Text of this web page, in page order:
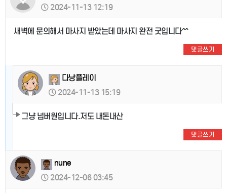
2024-11-13 12:19
새벽에 문의해서 마사지 받았는데 마사지 완전 굿입니다^^
댓글쓰기
다낭플레이
2024-11-13 15:19
그냥 넘버원입니다.저도 내돈내산
댓글쓰기
nune
2024-12-06 03:45